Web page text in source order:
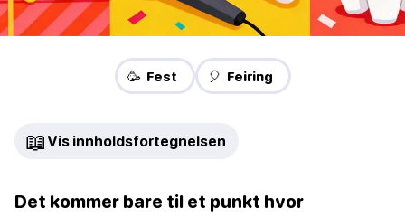
🥳 Fest 🎈 Feiring
📖 Vis innholdsfortegnelsen
Det kommer bare til et punkt hvor